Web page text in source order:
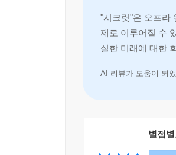
사고방식도 긍정적인 방향
끊임없이 꼬리를 물고 이어
두 번째 도구인 ‘그림 그리기...
"시크릿"은 오프라
제로 이루어질 수
실한 미래에 대한
별점